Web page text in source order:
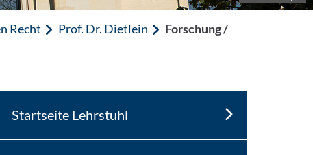
Recht Prof. Dr. Dietlein
Forschung /
Startseite Lehrstuhl